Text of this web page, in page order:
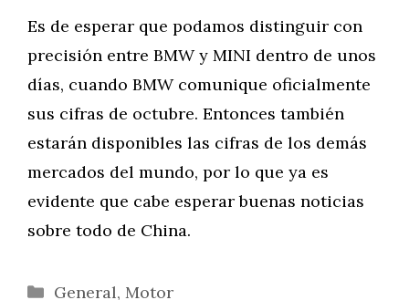
Es de esperar que podamos distinguir con
precisión entre BMW y MINI dentro de unos
días, cuando BMW comunique oficialmente
sus cifras de octubre. Entonces también
estarán disponibles las cifras de los demás
mercados del mundo, por lo que ya es
evidente que cabe esperar buenas noticias
sobre todo de China.
Categorías
General, Motor